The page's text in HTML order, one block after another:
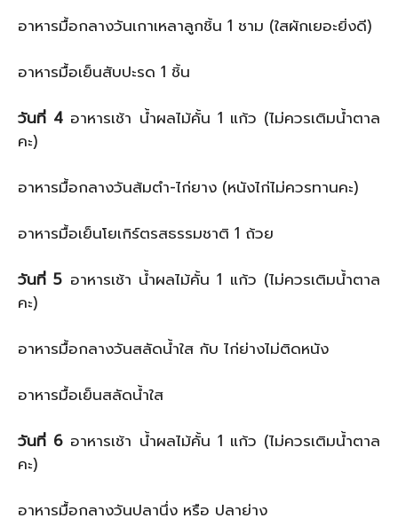
อาหารมื้อกลางวันเกาเหลาลูกชิ้น 1 ชาม (ใสผักเยอะยิ่งดี)
อาหารมื้อเย็นสับปะรด 1 ชิ้น
วันที่ 4 อาหารเช้า น้ำผลไม้คั้น 1 แก้ว (ไม่ควรเติมน้ำตาล
คะ)
อาหารมื้อกลางวันส้มตำ-ไก่ยาง (หนังไก่ไม่ควรทานคะ)
อาหารมื้อเย็นโยเกิร์ตรสธรรมชาติ 1 ถ้วย
วันที่ 5 อาหารเช้า น้ำผลไม้คั้น 1 แก้ว (ไม่ควรเติมน้ำตาล
คะ)
อาหารมื้อกลางวันสลัดน้ำใส กับ ไก่ย่างไม่ติดหนัง
อาหารมื้อเย็นสลัดน้ำใส
วันที่ 6 อาหารเช้า น้ำผลไม้คั้น 1 แก้ว (ไม่ควรเติมน้ำตาล
คะ)
อาหารมื้อกลางวันปลานึ่ง หรือ ปลาย่าง